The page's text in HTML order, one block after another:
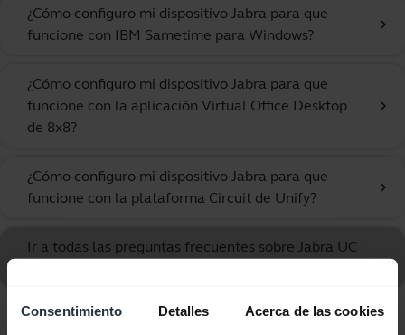
Consentimiento Detalles Acerca de las cookies
¿Cómo configuro mi dispositivo Jabra para que
funcione con IBM Sametime para Windows?
chevron_right
¿Cómo configuro mi dispositivo Jabra para que
funcione con la aplicación Virtual Office Desktop
de 8x8?
chevron_right
¿Cómo configuro mi dispositivo Jabra para que
funcione con la plataforma Circuit de Unify?
chevron_right
Ir a todas las preguntas frecuentes sobre Jabra UC